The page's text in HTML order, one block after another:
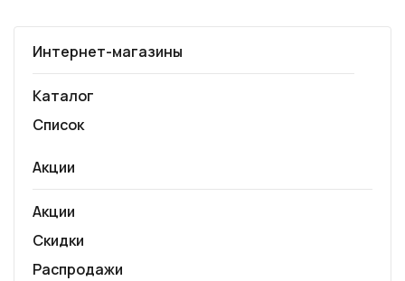
Интернет-магазины
Каталог
Список
Акции
Акции
Скидки
Распродажи